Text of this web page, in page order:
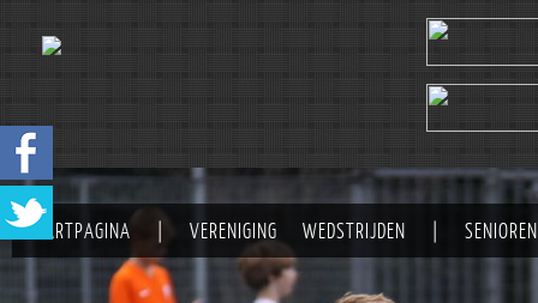
STARTPAGINA VERENIGING WEDSTRIJDEN SENIOREN